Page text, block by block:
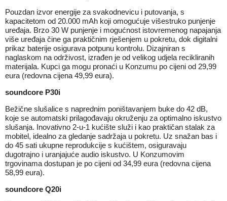
Pouzdan izvor energije za svakodnevicu i putovanja, s
kapacitetom od 20.000 mAh koji omogućuje višestruko punjenje
uređaja. Brzo 30 W punjenje i mogućnost istovremenog napajanja
više uređaja čine ga praktičnim rješenjem u pokretu, dok digitalni
prikaz baterije osigurava potpunu kontrolu. Dizajniran s
naglaskom na održivost, izrađen je od velikog udjela recikliranih
materijala. Kupci ga mogu pronaći u Konzumu po cijeni od 29,99
eura (redovna cijena 49,99 eura).
soundcore P30i
Bežične slušalice s naprednim poništavanjem buke do 42 dB,
koje se automatski prilagođavaju okruženju za optimalno iskustvo
slušanja. Inovativno 2-u-1 kućište služi i kao praktičan stalak za
mobitel, idealno za gledanje sadržaja u pokretu. Uz snažan bas i
do 45 sati ukupne reprodukcije s kućištem, osiguravaju
dugotrajno i uranjajuće audio iskustvo. U Konzumovim
trgovinama dostupan je po cijeni od 34,99 eura (redovna cijena
58,99 eura).
soundcore Q20i